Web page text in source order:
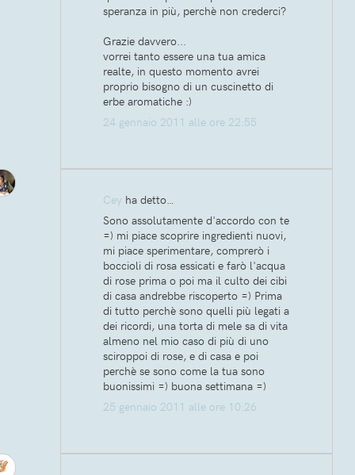
speranza in più, perchè non crederci?
Grazie davvero...
vorrei tanto essere una tua amica
realte, in questo momento avrei
proprio bisogno di un cuscinetto di
erbe aromatiche :)
24 gennaio 2011 alle ore 22:55
Cey ha detto…
Sono assolutamente d'accordo con te
=) mi piace scoprire ingredienti nuovi,
mi piace sperimentare, comprerò i
boccioli di rosa essicati e farò l'acqua
di rose prima o poi ma il culto dei cibi
di casa andrebbe riscoperto =) Prima
di tutto perchè sono quelli più legati a
dei ricordi, una torta di mele sa di vita
almeno nel mio caso di più di uno
sciroppoi di rose, e di casa e poi
perchè se sono come la tua sono
buonissimi =) buona settimana =)
25 gennaio 2011 alle ore 10:26